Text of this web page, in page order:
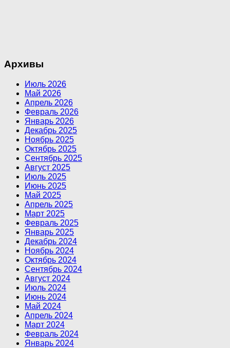
Архивы
Июль 2026
Май 2026
Апрель 2026
Февраль 2026
Январь 2026
Декабрь 2025
Ноябрь 2025
Октябрь 2025
Сентябрь 2025
Август 2025
Июль 2025
Июнь 2025
Май 2025
Апрель 2025
Март 2025
Февраль 2025
Январь 2025
Декабрь 2024
Ноябрь 2024
Октябрь 2024
Сентябрь 2024
Август 2024
Июль 2024
Июнь 2024
Май 2024
Апрель 2024
Март 2024
Февраль 2024
Январь 2024